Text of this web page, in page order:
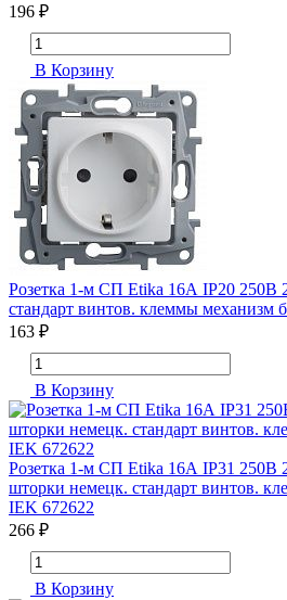
196 ₽
В Корзину
Розетка 1-м СП Etika 16А IP20 250В
стандарт винтов. клеммы механизм
163 ₽
В Корзину
Розетка 1-м СП Etika 16А IP31 250В
шторки немецк. стандарт винтов.
IEK 672622
266 ₽
В Корзину